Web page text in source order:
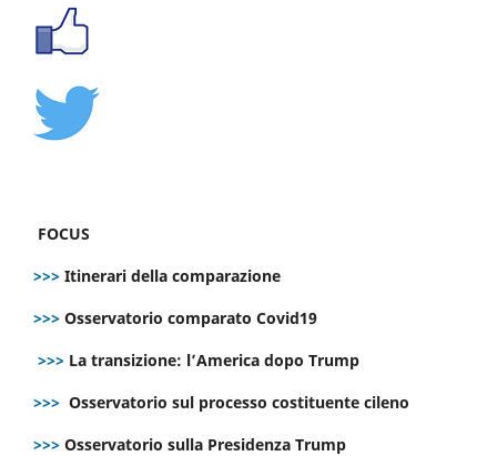
FOCUS
>>> Itinerari della comparazione
>>> Osservatorio comparato Covid19
>>> La transizione: l’America dopo Trump
>>> Osservatorio sul processo costituente cileno
>>> Osservatorio sulla Presidenza Trump